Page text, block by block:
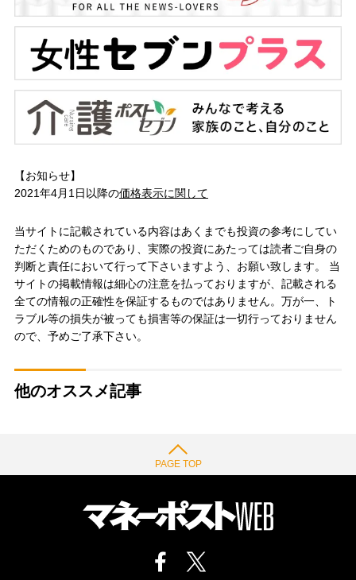
【お知らせ】
2021年4月1日以降の価格表示に関して
当サイトに記載されている内容はあくまでも投資の参考にしてい
ただくためのものであり、実際の投資にあたっては読者ご自身の
判断と責任において行って下さいますよう、お願い致します。 当
サイトの掲載情報は細心の注意を払っておりますが、記載される
全ての情報の正確性を保証するものではありません。万が一、ト
ラブル等の損失が被っても損害等の保証は一切行っておりません
ので、予めご了承下さい。
他のオススメ記事
PAGE TOP